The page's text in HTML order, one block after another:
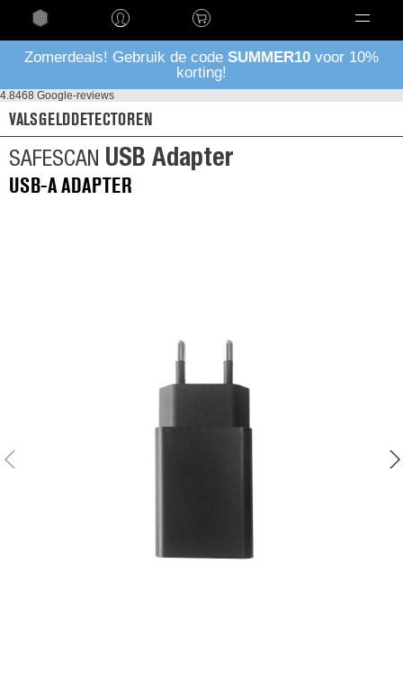
Zomerdeals! Gebruik de code SUMMER10 voor 10%
korting!
4.8468 Google-reviews
VALSGELDDETECTOREN
SAFESCAN USB Adapter
USB-A ADAPTER